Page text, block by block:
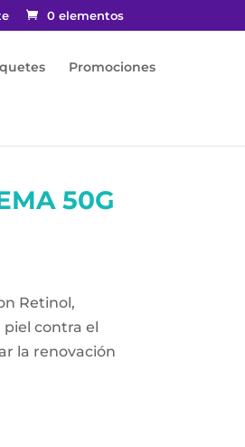
0 elementos
Promociones
50G
Retinol,
contra el
la renovación